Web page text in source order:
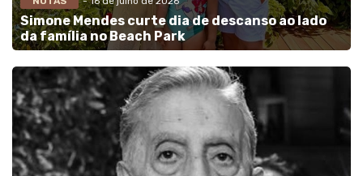
Simone Mendes curte dia de descanso ao lado
da família no Beach Park